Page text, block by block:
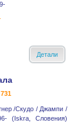
Детали
/Скудо / Джампи /
(Iskra, Словения)